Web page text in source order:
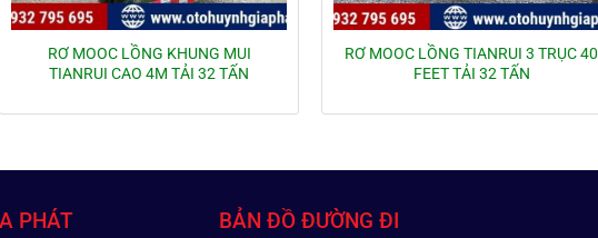
RƠ MOOC LỒNG KHUNG MUI
TIANRUI CAO 4M TẢI 32 TẤN
RƠ MOOC LỒNG TIANRUI 3 TRỤC 40
FEET TẢI 32 TẤN
PHÁT BẢN ĐỒ ĐƯỜNG ĐI